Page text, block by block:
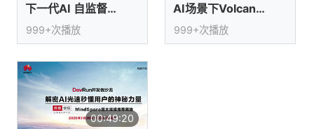
坛
圈
子
的
直
播
我
的
活
我
的
的
课
程
我
的
认
我
的
我
技
术
支
的
云
声
下一代AI 自监督与有监督谁更胜一筹
999+次播放
AI场景下Volcano作业管理能力实践
999+次播放
00:49:20